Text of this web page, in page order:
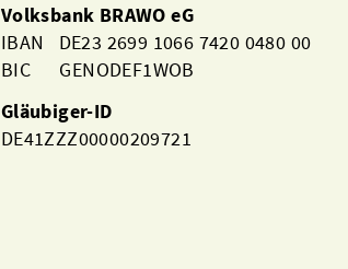
Volksbank BRAWO eG
IBAN DE23 2699 1066 7420 0480 00
BIC GENODEF1WOB
Gläubiger-ID
DE41ZZZ00000209721